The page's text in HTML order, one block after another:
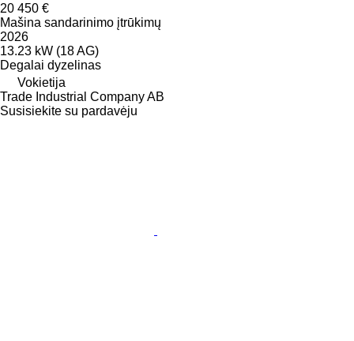
20 450 €
Mašina sandarinimo įtrūkimų
2026
13.23 kW (18 AG)
Degalai dyzelinas
Vokietija
Trade Industrial Company AB
Susisiekite su pardavėju